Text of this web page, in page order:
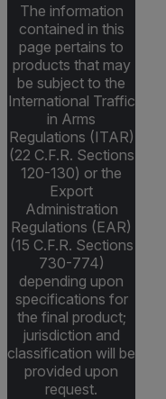
The information
contained in this
page pertains to
products that may
be subject to the
International Traffic
in Arms
Regulations (ITAR)
(22 C.F.R. Sections
120-130) or the
Export
Administration
Regulations (EAR)
(15 C.F.R. Sections
730-774)
depending upon
specifications for
the final product;
jurisdiction and
classification will be
provided upon
request.